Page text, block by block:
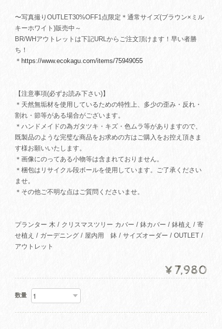
〜写真撮りOUTLET30%OFF1点限定＊通常サイズ(ブラウン×ミル
キーホワイト)販売中～
BR/WHアウトレットは下記URLからご注文頂けます！早い者勝
ち！
＊ https://www.ecokagu.com/items/75949055
【注意事項(必ずお読み下さい)】
＊天然無垢材を使用しているための特性上、多少の歪み・反れ・
割れ・節等がある場合がございます。
＊ハンドメイドの為ガタツキ・キズ・色ムラ等がありますので、
既製品のような完璧な商品をお求めの方はご購入をお控え頂きま
す様お願いいたします。
＊画像にのってある小物等は含まれておりません。
＊梱包はリサイクル段ボールを使用しています。ご了承ください
ませ。
＊その他ご不明な点はご質問くださいませ。
プランター 木 / クリスマスツリー カバー / 鉢カバー / 鉢植え / 寄
せ植え / ガーデニング / 屋内用 鉢 / サイズオーダー / OUTLET /
アウトレット
¥7,980
数量